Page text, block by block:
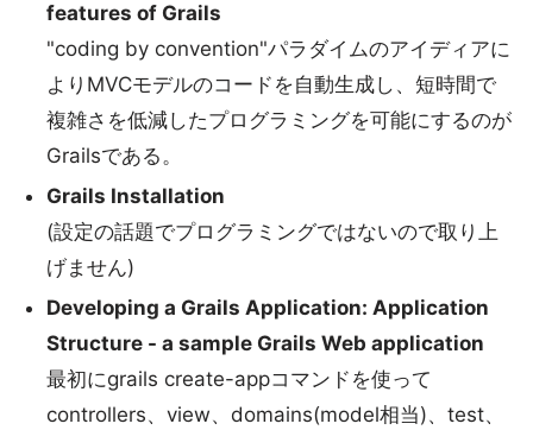
features of Grails
"coding by convention"パラダイムのアイディアに
よりMVCモデルのコードを自動生成し、短時間で
複雑さを低減したプログラミングを可能にするのが
Grailsである。
Grails Installation
(設定の話題でプログラミングではないので取り上
げません)
Developing a Grails Application: Application
Structure - a sample Grails Web application
最初にgrails create-appコマンドを使って
controllers、view、domains(model相当)、test、